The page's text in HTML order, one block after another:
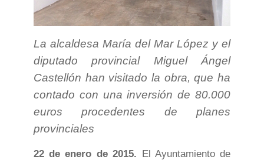
La alcaldesa María del Mar López y el
diputado provincial Miguel Ángel
Castellón han visitado la obra, que ha
contado con una inversión de 80.000
euros procedentes de planes
provinciales
22 de enero de 2015. El Ayuntamiento de